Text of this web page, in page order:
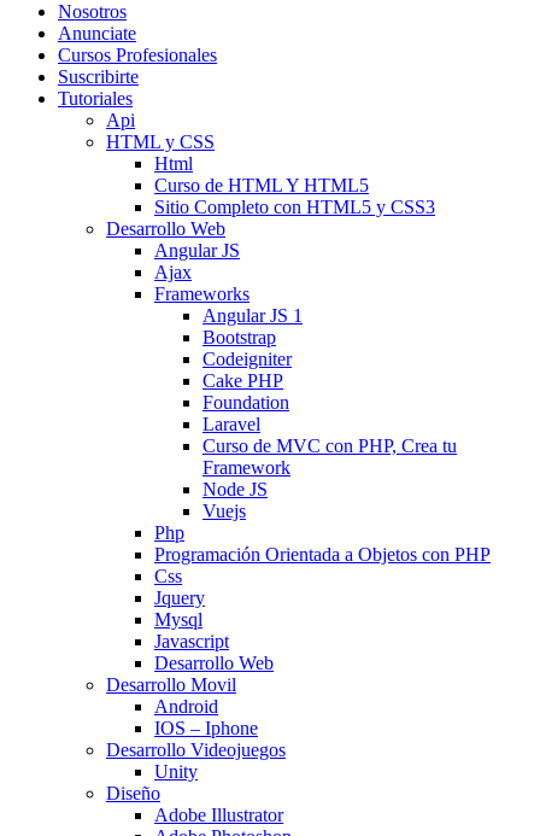
Nosotros
Anunciate
Cursos Profesionales
Suscribirte
Tutoriales
Api
HTML y CSS
Html
Curso de HTML Y HTML5
Sitio Completo con HTML5 y CSS3
Desarrollo Web
Angular JS
Ajax
Frameworks
Angular JS 1
Bootstrap
Codeigniter
Cake PHP
Foundation
Laravel
Curso de MVC con PHP, Crea tu
Framework
Node JS
Vuejs
Php
Programación Orientada a Objetos con PHP
Css
Jquery
Mysql
Javascript
Desarrollo Web
Desarrollo Movil
Android
IOS – Iphone
Desarrollo Videojuegos
Unity
Diseño
Adobe Illustrator